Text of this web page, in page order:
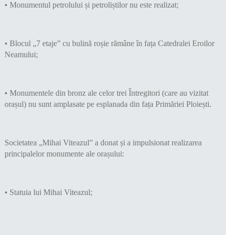
• Monumentul petrolului și petroliștilor nu este realizat;
• Blocul „7 etaje” cu bulină roșie rămâne în fața Catedralei Eroilor
Neamului;
• Monumentele din bronz ale celor trei Întregitori (care au vizitat
orașul) nu sunt amplasate pe esplanada din fața Primăriei Ploiești.
Societatea „Mihai Viteazul” a donat și a impulsionat realizarea
principalelor monumente ale orașului:
• Statuia lui Mihai Viteazul;